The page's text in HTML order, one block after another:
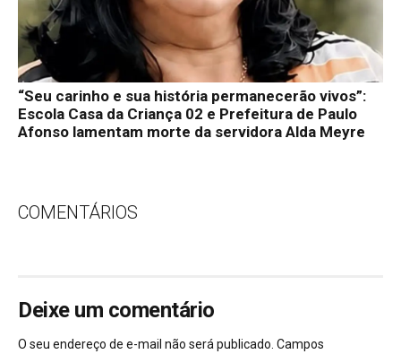
“Seu carinho e sua história permanecerão vivos”:
Escola Casa da Criança 02 e Prefeitura de Paulo
Afonso lamentam morte da servidora Alda Meyre
COMENTÁRIOS
Deixe um comentário
O seu endereço de e-mail não será publicado. Campos